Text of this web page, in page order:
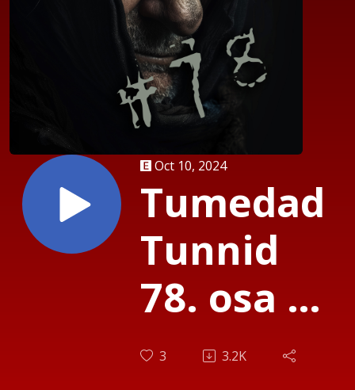
Oct 10, 2024
Tumedad
Tunnid
78. osa H.
Kivisild
3 3.2K